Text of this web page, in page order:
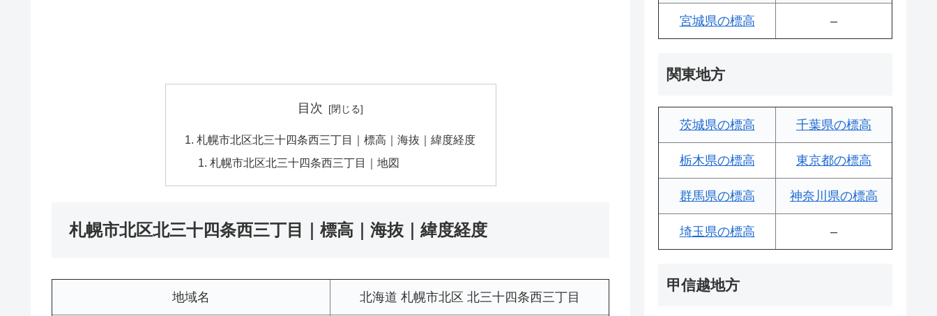
目次
札幌市北区北三十四条西三丁目｜標高｜海抜｜緯度経度
札幌市北区北三十四条西三丁目｜地図
札幌市北区北三十四条西三丁目｜標高｜海抜｜緯度経度
地域名 北海道 札幌市北区 北三十四条西三丁目
宮城県の標高 –
関東地方
茨城県の標高 千葉県の標高
栃木県の標高 東京都の標高
群馬県の標高 神奈川県の標高
埼玉県の標高 –
甲信越地方